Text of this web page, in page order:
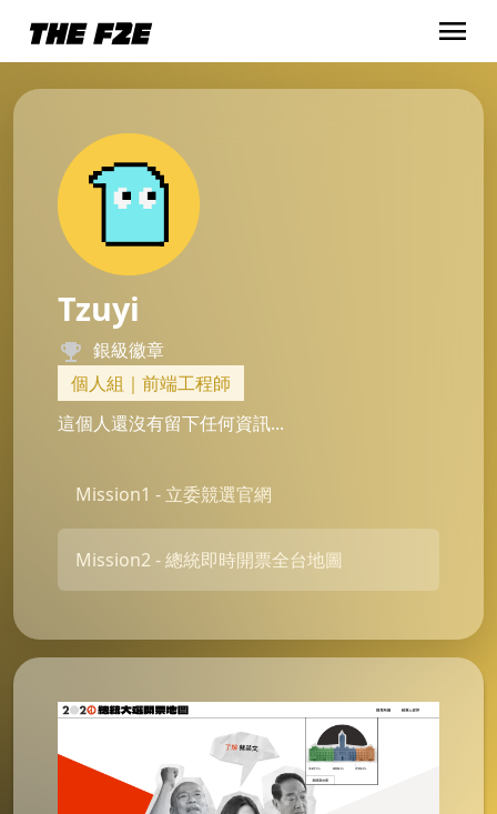
menu
Tzuyi
銀級徽章
個人組｜前端工程師
這個人還沒有留下任何資訊...
Mission1 - 立委競選官網
Mission2 - 總統即時開票全台地圖